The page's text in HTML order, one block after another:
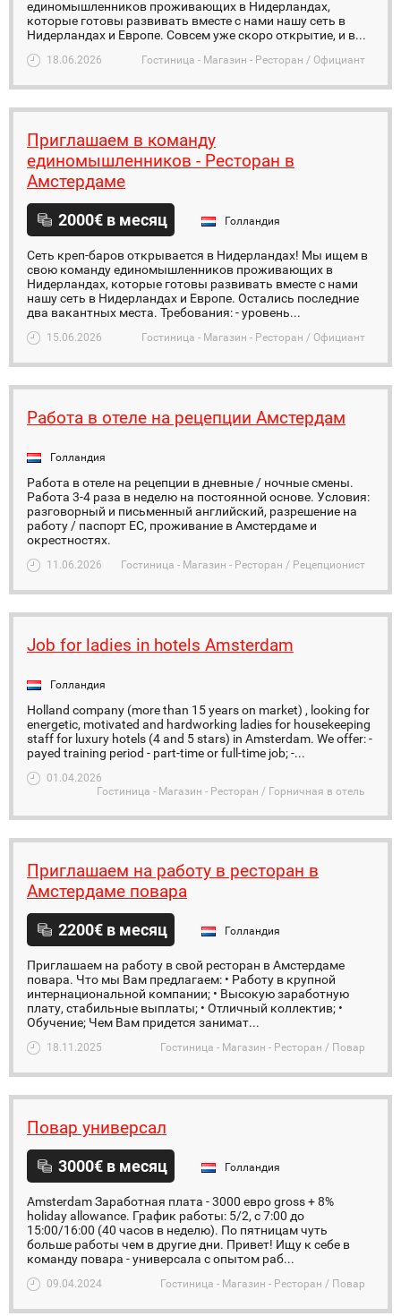
единомышленников проживающих в Нидерландах,
которые готовы развивать вместе с нами нашу сеть в
Нидерландах и Европе. Совсем уже скоро открытие, и в...
18.06.2026 Гостиница - Магазин - Ресторан / Официант
Приглашаем в команду
единомышленников - Ресторан в
Амстердаме
2000€ в месяц Голландия
Сеть креп-баров открывается в Нидерландах! Мы ищем в
свою команду единомышленников проживающих в
Нидерландах, которые готовы развивать вместе с нами
нашу сеть в Нидерландах и Европе. Остались последние
два вакантных места. Требования: - уровень...
15.06.2026 Гостиница - Магазин - Ресторан / Официант
Работа в отеле на рецепции Амстердам
Голландия
Работа в отеле на рецепции в дневные / ночные смены.
Работа 3-4 раза в неделю на постоянной основе. Условия:
разговорный и письменный английский, разрешение на
работу / паспорт ЕС, проживание в Амстердаме и
окрестностях.
11.06.2026 Гостиница - Магазин - Ресторан / Рецепционист
Job for ladies in hotels Amsterdam
Голландия
Holland company (more than 15 years on market) , looking for
energetic, motivated and hardworking ladies for housekeeping
staff for luxury hotels (4 and 5 stars) in Amsterdam. We offer: -
payed training period - part-time or full-time job; -...
01.04.2026
Гостиница - Магазин - Ресторан / Горничная в отель
Приглашаем на работу в ресторан в
Амстердаме повара
2200€ в месяц Голландия
Приглашаем на работу в свой ресторан в Амстердаме
повара. Что мы Вам предлагаем: • Работу в крупной
интернациональной компании; • Высокую заработную
плату, стабильные выплаты; • Отличный коллектив; •
Обучение; Чем Вам придется занимат...
18.11.2025 Гостиница - Магазин - Ресторан / Повар
Повар универсал
3000€ в месяц Голландия
Amsterdam Заработная плата - 3000 евро gross + 8%
holiday allowance. График работы: 5/2, с 7:00 до
15:00/16:00 (40 часов в неделю). По пятницам чуть
больше работы чем в другие дни. Привет! Ищу к себе в
команду повара - универсала с опытом раб...
09.04.2024 Гостиница - Магазин - Ресторан / Повар